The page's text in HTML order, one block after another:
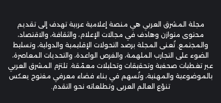
مجلة المشرق العربي هي منصة إعلامية عربية تهدف إلى تقديم
محتوى متوازن وهادف في مجالات الإعلام، والثقافة، والاقتصاد،
والمجتمع. تُعنى المجلة برصد التحولات الإقليمية والدولية، وتسليط
الضوء على التجارب الملهمة، والفرص الواعدة، والتحديات المعاصرة،
عبر تغطيات صحفية وتحقيقات وتحليلات معمّقة. تلتزم المشرق العربي
بالموضوعية والمهنية، وتُسهم في بناء فضاء معرفي مفتوح يعكس
تنوّع العالم العربي وتطلعاته نحو التقدم.